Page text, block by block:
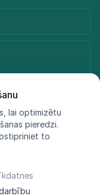
lai optimizētu
pieredzi.
to
īstenotāju